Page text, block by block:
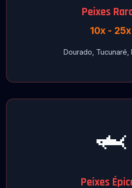
Peixes
10x - 25x
Dourado, Tucunaré,
🦈
Peixes